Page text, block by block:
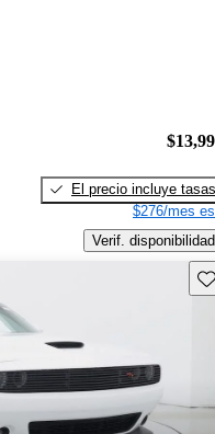
El precio incluye tasas
$276/mes
Verif. disponibilidad